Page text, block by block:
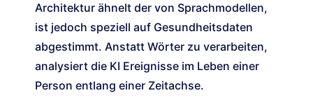
Architektur ähnelt der von Sprachmodellen,
ist jedoch speziell auf Gesundheitsdaten
abgestimmt. Anstatt Wörter zu verarbeiten,
analysiert die KI Ereignisse im Leben einer
Person entlang einer Zeitachse.